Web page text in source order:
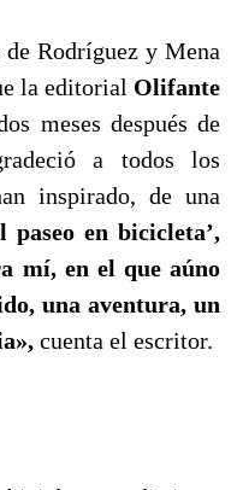
Rodríguez y Mena
la editorial Olifante
meses después de
a todos los
inspirado, de una
paseo en bicicleta’,
mí, en el que aúno
una aventura, un
cuenta el escritor.